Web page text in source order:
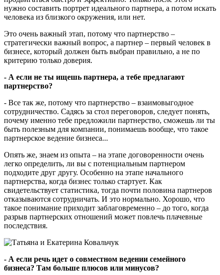
нужно составить портрет идеального партнера, а потом искать
человека из близкого окружения, или нет.
Это очень важный этап, потому что партнерство –
стратегически важный вопрос, а партнер – первый человек в
бизнесе, который должен быть выбран правильно, а не по
критерию только доверия.
- А если не ты ищешь партнера, а тебе предлагают
партнерство?
- Все так же, потому что партнерство – взаимовыгодное
сотрудничество. Садясь за стол переговоров, следует понять,
почему именно тебе предложили партнерство, сможешь ли ты
быть полезным для компании, понимаешь вообще, что такое
партнерское ведение бизнеса...
Опять же, знаем из опыта – на этапе договоренности очень
легко определить, ли вы с потенциальным партнером
подходите друг другу. Особенно на этапе начального
партнерства, когда бизнес только стартует. Как
свидетельствует статистика, тогда почти половина партнеров
отказываются сотрудничать. И это нормально. Хорошо, что
такое понимание приходит заблаговременно – до того, когда
разрыв партнерских отношений может повлечь плачевные
последствия.
- А если речь идет о совместном ведении семейного
бизнеса? Там больше плюсов или минусов?